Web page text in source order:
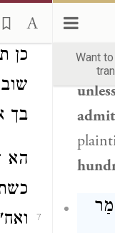
כן
בך
7
הא
Want
his